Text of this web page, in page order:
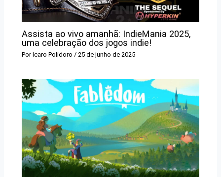
Assista ao vivo amanhã: IndieMania 2025,
uma celebração dos jogos indie!
PorIcaro Polidoro/25 de junho de 2025